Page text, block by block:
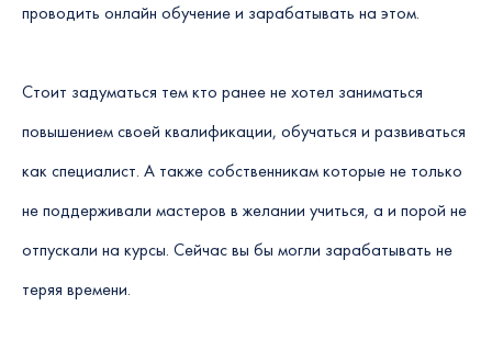
проводить онлайн обучение и зарабатывать на этом.
Стоит задуматься тем кто ранее не хотел заниматься
повышением своей квалификации, обучаться и развиваться
как специалист. А также собственникам которые не только
не поддерживали мастеров в желании учиться, а и порой не
отпускали на курсы. Сейчас вы бы могли зарабатывать не
теряя времени.